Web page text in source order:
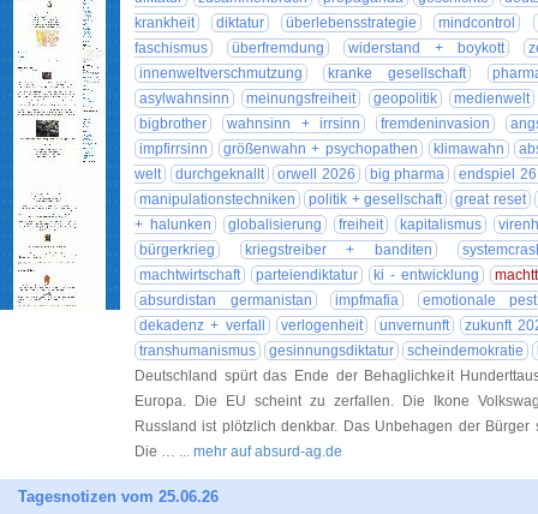
krankheit
diktatur überlebensstrategie mindcontrol
faschismus
überfremdung widerstand + boykott
innenweltverschmutzung
kranke gesellschaft
asylwahnsinn
meinungsfreiheit geopolitik
medienwelt
bigbrother
wahnsinn + irrsinn fremdeninvasion
impfirrsinn
größenwahn + psychopathen klimawahn
welt
durchgeknallt orwell 2026 big pharma
endspiel
manipulationstechniken
politik + gesellschaft
great reset
+ halunken
globalisierung freiheit kapitalismus
bürgerkrieg
kriegstreiber + banditen
machtwirtschaft
parteiendiktatur ki - entwicklung
absurdistan germanistan
impfmafia
emotionale pest
dekadenz + verfall
verlogenheit unvernunft
zukunft
transhumanismus
gesinnungsdiktatur scheindemokratie
Deutschland spürt das Ende der Behaglichkeit
Europa. Die EU scheint zu zerfallen. Die Ikone
Russland ist plötzlich denkbar. Das Unbehagen der
Die … ... mehr auf absurd-ag.de
Tagesnotizen vom 25.06.26